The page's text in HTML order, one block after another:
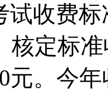
试收费
核定标
元。今